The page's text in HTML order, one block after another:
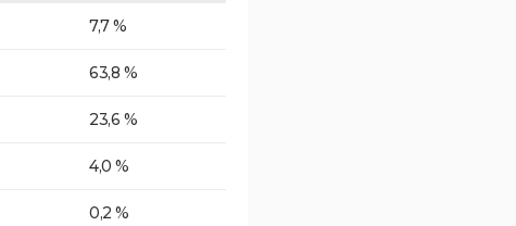
7,7 %
63,8 %
23,6 %
4,0 %
0,2 %